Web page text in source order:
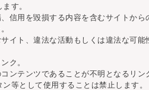
す。
信用を毀損する内容を含むサイトから
イト、違法な活動もしくは違法な可
ク。
ンテンツであることが不明となるリン
等として使用することは禁止します。